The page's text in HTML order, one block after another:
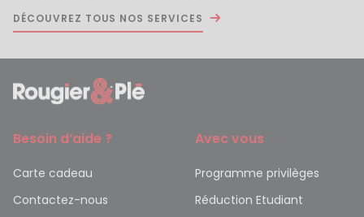
DÉCOUVREZ TOUS NOS SERVICES
Besoin d’aide ?
Carte cadeau
Contactez-nous
Avec vous
Programme privilèges
Réduction Etudiant